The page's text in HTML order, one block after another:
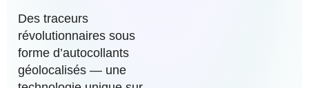
Des traceurs
révolutionnaires sous
forme d’autocollants
géolocalisés — une